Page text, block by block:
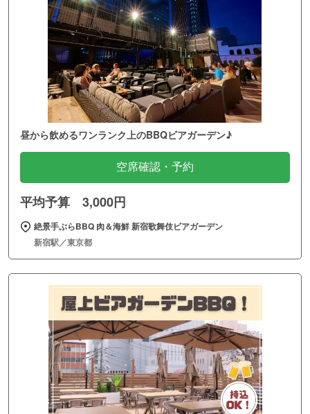
昼から飲めるワンランク上のBBQビアガーデン♪
空席確認・予約
平均予算 3,000円
絶景手ぶらBBQ 肉＆海鮮 新宿歌舞伎ビアガーデン
新宿駅／東京都